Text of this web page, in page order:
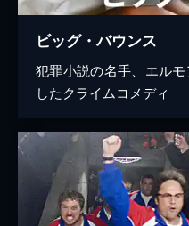
ビッグ・バウンス
犯罪小説の名手、エル
したクライムコメディ